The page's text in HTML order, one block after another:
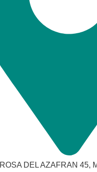
DEL AZAFRAN 45,